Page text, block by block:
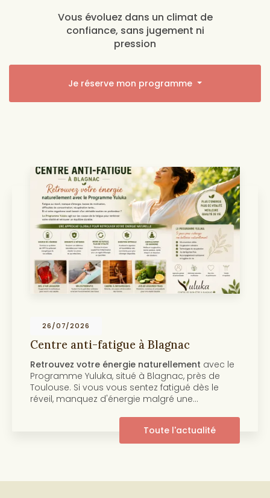
Vous évoluez dans un climat de
confiance, sans jugement ni
pression
Je réserve mon programme
19/07/2026
Centre anti-âge et beauté de la peau à
Découvrez notre programme anti-âge et
beauté de la peau Au cœur deToulouse
centre Yuluka vous propose un programme